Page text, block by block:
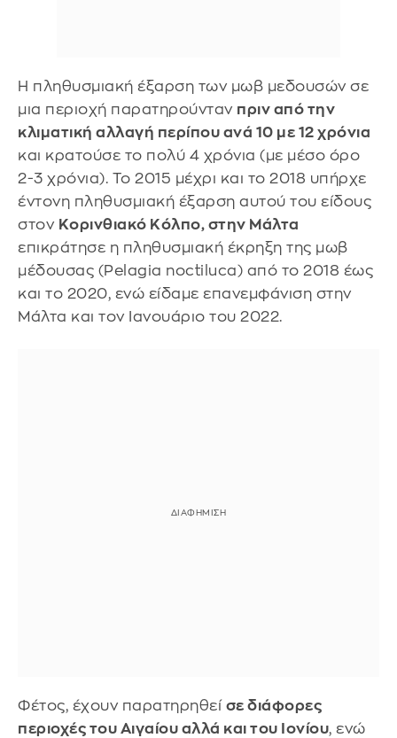
Η πληθυσμιακή έξαρση των μωβ μεδουσών σε
μια περιοχή παρατηρούνταν πριν από την
κλιματική αλλαγή περίπου ανά 10 με 12 χρόνια
και κρατούσε το πολύ 4 χρόνια (με μέσο όρο
2-3 χρόνια). Το 2015 μέχρι και το 2018 υπήρχε
έντονη πληθυσμιακή έξαρση αυτού του είδους
στον Κορινθιακό Κόλπο, στην Μάλτα
επικράτησε η πληθυσμιακή έκρηξη της μωβ
μέδουσας (Pelagia noctiluca) από το 2018 έως
και το 2020, ενώ είδαμε επανεμφάνιση στην
Μάλτα και τον Ιανουάριο του 2022.
Φέτος, έχουν παρατηρηθεί σε διάφορες
περιοχές του Αιγαίου αλλά και του Ιονίου, ενώ